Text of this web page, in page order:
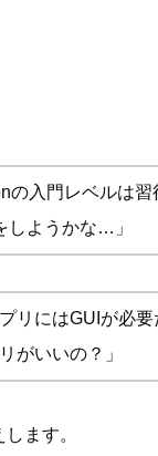
の入門レベルは習
しようかな…」
リにはGUIが必要
がいいの？」
ます。